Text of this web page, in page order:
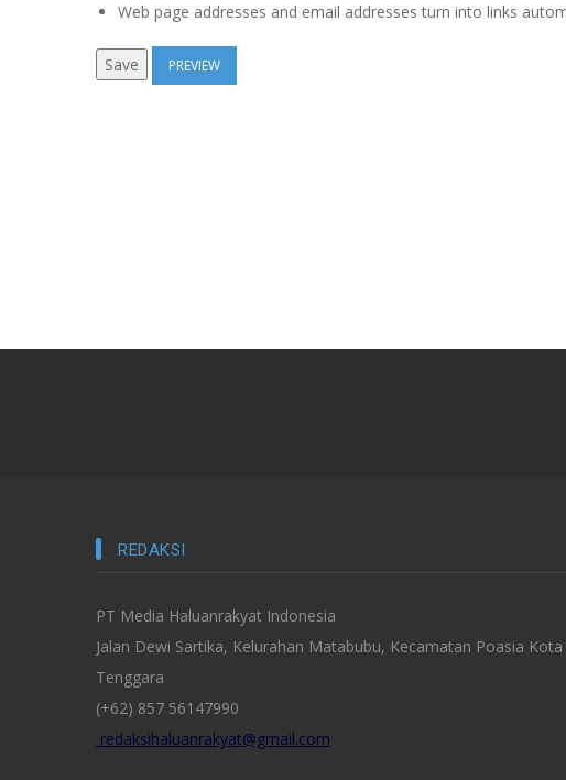
Web page addresses and email addresses turn into links
REDAKSI
PT Media Haluanrakyat Indonesia
Jalan Dewi Sartika, Kelurahan Matabubu, Kecamatan Poasia
Tenggara
(+62) 857 56147990
redaksihaluanrakyat@gmail.com